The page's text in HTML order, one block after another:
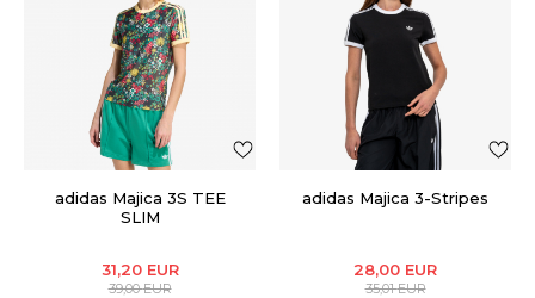
adidas Majica 3S TEE
SLIM
31,20 EUR
39,00EUR
adidas Majica 3-Stripes
28,00 EUR
35,01EUR